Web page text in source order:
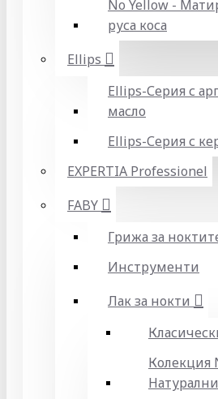
No Yellow -
руса коса
Ellips
Ellips-Серия с
масло
Ellips-Серия с
EXPERTIA Professionel
FABY
Грижа за
Инструменти
Лак за нокти
Колекция